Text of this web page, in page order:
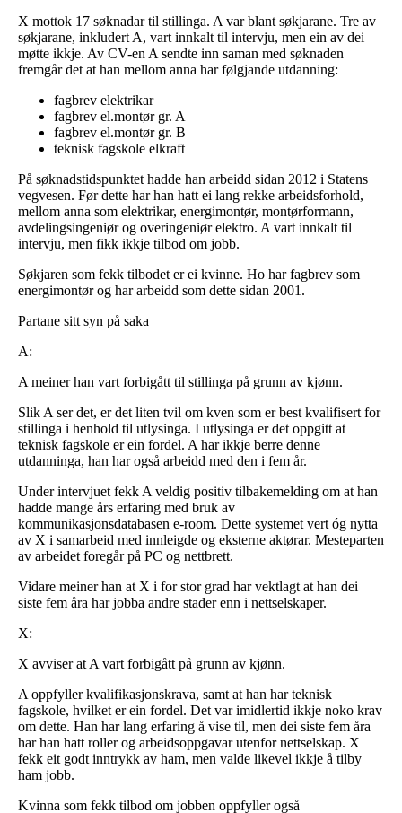
X mottok 17 søknadar til stillinga. A var blant søkjarane. Tre av
søkjarane, inkludert A, vart innkalt til intervju, men ein av dei
møtte ikkje. Av CV-en A sendte inn saman med søknaden
fremgår det at han mellom anna har følgjande utdanning:
fagbrev elektrikar
fagbrev el.montør gr. A
fagbrev el.montør gr. B
teknisk fagskole elkraft
På søknadstidspunktet hadde han arbeidd sidan 2012 i Statens
vegvesen. Før dette har han hatt ei lang rekke arbeidsforhold,
mellom anna som elektrikar, energimontør, montørformann,
avdelingsingeniør og overingeniør elektro. A vart innkalt til
intervju, men fikk ikkje tilbod om jobb.
Søkjaren som fekk tilbodet er ei kvinne. Ho har fagbrev som
energimontør og har arbeidd som dette sidan 2001.
Partane sitt syn på saka
A:
A meiner han vart forbigått til stillinga på grunn av kjønn.
Slik A ser det, er det liten tvil om kven som er best kvalifisert for
stillinga i henhold til utlysinga. I utlysinga er det oppgitt at
teknisk fagskole er ein fordel. A har ikkje berre denne
utdanninga, han har også arbeidd med den i fem år.
Under intervjuet fekk A veldig positiv tilbakemelding om at han
hadde mange års erfaring med bruk av
kommunikasjonsdatabasen e-room. Dette systemet vert óg nytta
av X i samarbeid med innleigde og eksterne aktørar. Mesteparten
av arbeidet foregår på PC og nettbrett.
Vidare meiner han at X i for stor grad har vektlagt at han dei
siste fem åra har jobba andre stader enn i nettselskaper.
X:
X avviser at A vart forbigått på grunn av kjønn.
A oppfyller kvalifikasjonskrava, samt at han har teknisk
fagskole, hvilket er ein fordel. Det var imidlertid ikkje noko krav
om dette. Han har lang erfaring å vise til, men dei siste fem åra
har han hatt roller og arbeidsoppgavar utenfor nettselskap. X
fekk eit godt inntrykk av ham, men valde likevel ikkje å tilby
ham jobb.
Kvinna som fekk tilbod om jobben oppfyller også